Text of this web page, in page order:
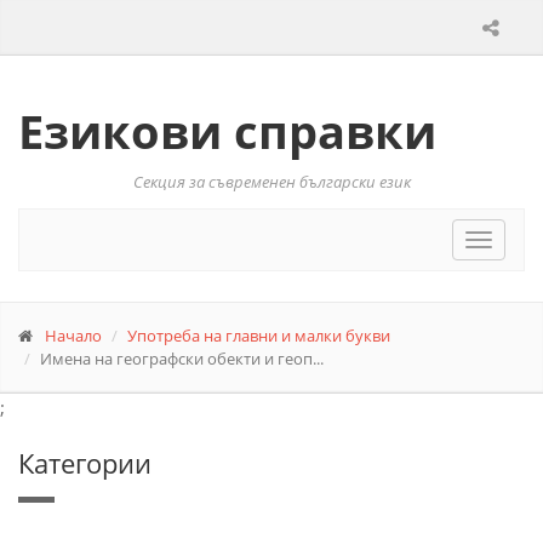
Езикови справки
Секция за съвременен български език
Toggle
Начало
Употреба на главни и малки букви
Имена на географски обекти и геоп...
;
Категории